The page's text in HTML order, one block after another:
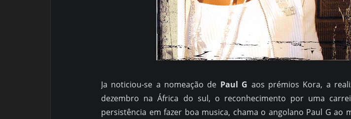
Ja noticiou-se a nomeação de Paul G aos prémios Kora, a
dezembro na África do sul, o reconhecimento por uma
persistência em fazer boa musica, chama o angolano Paul G ao